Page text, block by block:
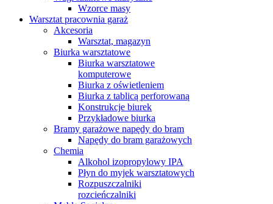
Wzorce masy
Warsztat pracownia garaż
Akcesoria
Warsztat, magazyn
Biurka warsztatowe
Biurka warsztatowe
komputerowe
Biurka z oświetleniem
Biurka z tablicą perforowaną
Konstrukcje biurek
Przykładowe biurka
Bramy garażowe napędy do bram
Napędy do bram garażowych
Chemia
Alkohol izopropylowy IPA
Płyn do myjek warsztatowych
Rozpuszczalniki
rozcieńczalniki